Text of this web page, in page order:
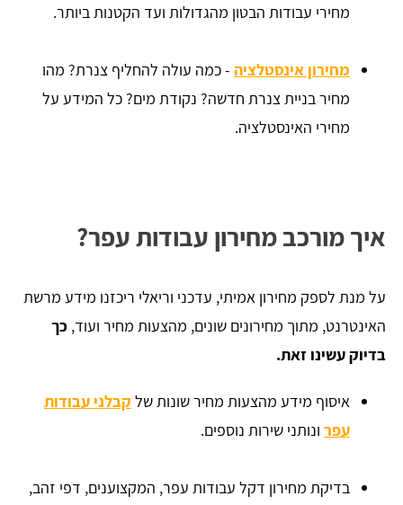
מחירי עבודות הבטון מהגדולות ועד הקטנות ביותר.
מחירון אינסטלציה - כמה עולה להחליף צנרת? מהו
מחיר בניית צנרת חדשה? נקודת מים? כל המידע על
מחירי האינסטלציה.
איך מורכב מחירון עבודות עפר?
על מנת לספק מחירון אמיתי, עדכני וריאלי ריכזנו מידע מרשת
האינטרנט, מתוך מחירונים שונים, מהצעות מחיר ועוד, כך
בדיוק עשינו זאת.
איסוף מידע מהצעות מחיר שונות של קבלני עבודות
עפר ונותני שירות נוספים.
בדיקת מחירון דקל עבודות עפר, המקצוענים, דפי זהב,